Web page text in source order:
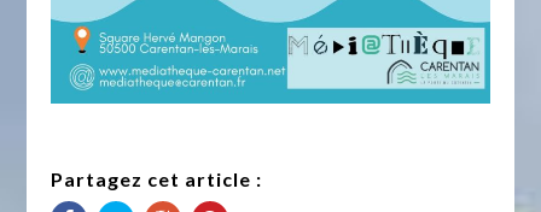
Partagez cet article :